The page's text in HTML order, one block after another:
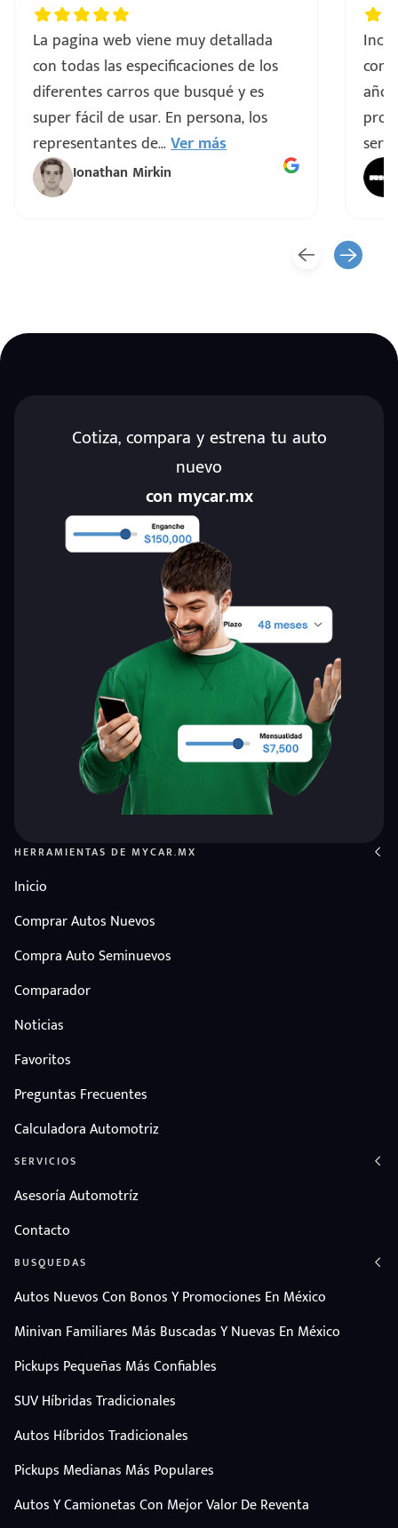
La pagina web viene muy detallada
con todas las especificaciones de los
diferentes carros que busqué y es
super fácil de usar. En persona, los
representantes de...Ver más
Ionathan Mirkin
Cotiza, compara y estrena tu auto
nuevo
con mycar.mx
HERRAMIENTAS DE MYCAR.MX
Inicio
Comprar Autos Nuevos
Compra Auto Seminuevos
Comparador
Noticias
Favoritos
Preguntas Frecuentes
Calculadora Automotriz
SERVICIOS
Asesoría Automotríz
Contacto
BUSQUEDAS
Autos Nuevos Con Bonos Y Promociones En México
Minivan Familiares Más Buscadas Y Nuevas En México
Pickups Pequeñas Más Confiables
SUV Híbridas Tradicionales
Autos Híbridos Tradicionales
Pickups Medianas Más Populares
Autos Y Camionetas Con Mejor Valor De Reventa